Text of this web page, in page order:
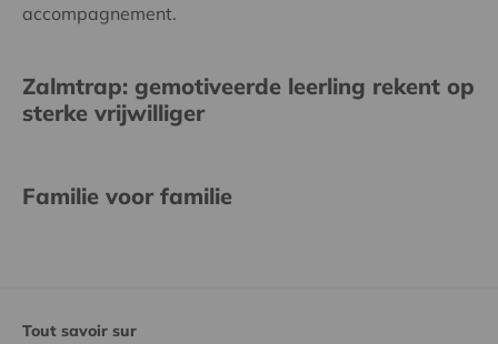
accompagnement.
Zalmtrap: gemotiveerde leerling rekent op
sterke vrijwilliger
Familie voor familie
Tout savoir sur